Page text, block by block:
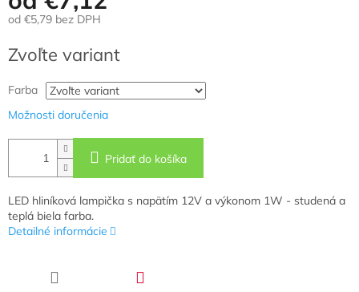
od €5,79 bez DPH
cena:
Zvoľte variant
Farba
Možnosti doručenia
Pridať do košíka
LED hliníková lampička s napätím 12V a výkonom 1W - studená a
teplá biela farba.
Detailné informácie